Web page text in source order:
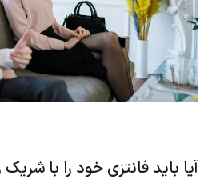
آیا باید فانتزی خود را با